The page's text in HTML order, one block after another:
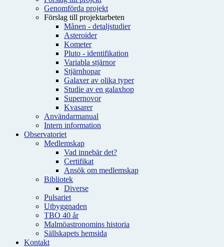
Genomförda projekt
Förslag till projektarbeten
Månen - detaljstudier
Asteroider
Kometer
Pluto - identifikation
Variabla stjärnor
Stjärnhopar
Galaxer av olika typer
Studie av en galaxhop
Supernovor
Kvasarer
Användarmanual
Intern information
Observatoriet
Medlemskap
Vad innebär det?
Certifikat
Ansök om medlemskap
Bibliotek
Diverse
Pulsariet
Utbyggnaden
TBO 40 år
Malmöastronomins historia
Sällskapets hemsida
Kontakt